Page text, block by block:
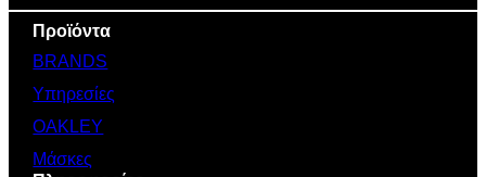
Προϊόντα
BRANDS
Υπηρεσίες
OAKLEY
Μάσκες